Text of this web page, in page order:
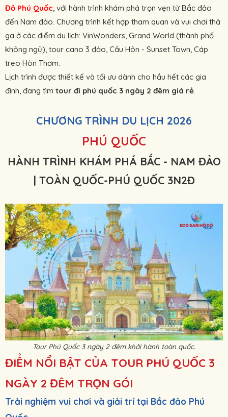
Đỏ Phú Quốc, với hành trình khám phá trọn vẹn từ Bắc đảo
đến Nam đảo. Chương trình kết hợp tham quan và vui chơi thả
ga ở các điểm du lịch: VinWonders, Grand World (thành phố
không ngủ), tour cano 3 đảo, Cầu Hôn - Sunset Town, Cáp
treo Hòn Thơm.
Lịch trình được thiết kế và tối ưu dành cho hầu hết các gia
đình, đang tìm tour đi phú quốc 3 ngày 2 đêm giá rẻ.
CHƯƠNG TRÌNH DU LỊCH 2026
PHÚ QUỐC
HÀNH TRÌNH KHÁM PHÁ BẮC - NAM ĐẢO
| TOÀN QUỐC-PHÚ QUỐC 3N2Đ
Tour Phú Quốc 3 ngày 2 đêm khởi hành toàn quốc.
ĐIỂM NỔI BẬT CỦA TOUR PHÚ QUỐC 3
NGÀY 2 ĐÊM TRỌN GÓI
Trải nghiệm vui chơi và giải trí tại Bắc đảo Phú